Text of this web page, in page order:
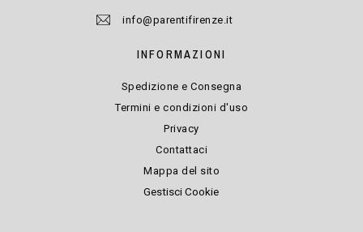
info@parentifirenze.it
INFORMAZIONI
Spedizione e Consegna
Termini e condizioni d'uso
Privacy
Contattaci
Mappa del sito
Gestisci Cookie